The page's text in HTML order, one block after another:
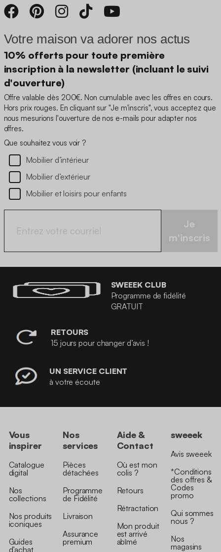
Votre maison va adorer nos actus
10% offerts pour toute première
inscription à la newsletter (incluant le suivi
d'ouverture)
Offre valable dès 200€. Non cumulable avec les offres en cours.
Hors prix rouges. En cliquant sur "Je m'inscris", vous acceptez que
nous mesurions l'ouverture de nos e-mails pour adapter nos
offres.
Que souhaitez vous voir ?
Mobilier d’intérieur
Mobilier d’extérieur
Mobilier et loisirs pour enfants
Je
m'inscris
SWEEEK CLUB
Programme de fidélité
GRATUIT
RETOURS
15 jours pour changer d’avis !
UN SERVICE CLIENT
à votre écoute
Vous
inspirer
Catalogue
digital
Nos
collections
Nos produits
iconiques
Guides
d’achat
Nos
services
Pièces
détachées
Programme
de Fidélité
Livraison
Assurance
premium
Aide &
Contact
Où est mon
colis ?
Retours
Rétractation
Mon produit
est arrivé
abîmé
sweeek
Avis sweeek
*Conditions
des offres &
Codes
promo
Qui sommes
nous ?
Nos
magasins